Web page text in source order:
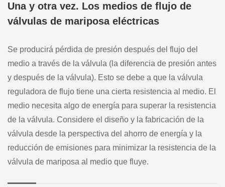
Una y otra vez. Los medios de flujo de
válvulas de mariposa eléctricas
Se producirá pérdida de presión después del flujo del
medio a través de la válvula (la diferencia de presión antes
y después de la válvula). Esto se debe a que la válvula
reguladora de flujo tiene una cierta resistencia al medio. El
medio necesita algo de energía para superar la resistencia
de la válvula. Considere el diseño y la fabricación de la
válvula desde la perspectiva del ahorro de energía y la
reducción de emisiones para minimizar la resistencia de la
válvula de mariposa al medio que fluye.